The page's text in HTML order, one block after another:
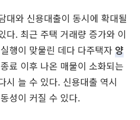
대와 신용대출이 동시에 확대될
다. 최근 주택 거래량 증가와 이
행이 맞물린 데다 다주택자양
료 이후 나온 매물이 소화되는
시 늘 수 있다. 신용대출 역시
성이 커질 수 있다.